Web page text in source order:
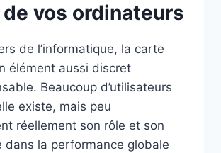
vos ordinateurs
de l’informatique, la carte
élément aussi discret
Beaucoup d’utilisateurs
existe, mais peu
réellement son rôle et son
dans la performance globale